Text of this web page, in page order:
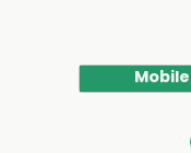
Mobile